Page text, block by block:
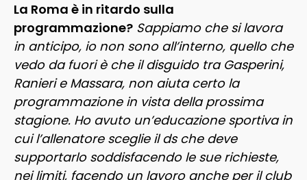
La Roma è in ritardo sulla
programmazione? Sappiamo che si lavora
in anticipo, io non sono all’interno, quello che
vedo da fuori è che il disguido tra Gasperini,
Ranieri e Massara, non aiuta certo la
programmazione in vista della prossima
stagione. Ho avuto un’educazione sportiva in
cui l’allenatore sceglie il ds che deve
supportarlo soddisfacendo le sue richieste,
nei limiti, facendo un lavoro anche per il club